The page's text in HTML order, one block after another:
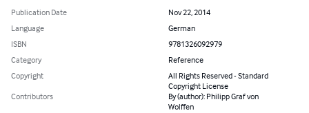
Publication Date
Nov 22, 2014
Language
German
ISBN
9781326092979
Category
Reference
Copyright
All Rights Reserved - Standard
Copyright License
Contributors
By (author): Philipp Graf von
Wolffen